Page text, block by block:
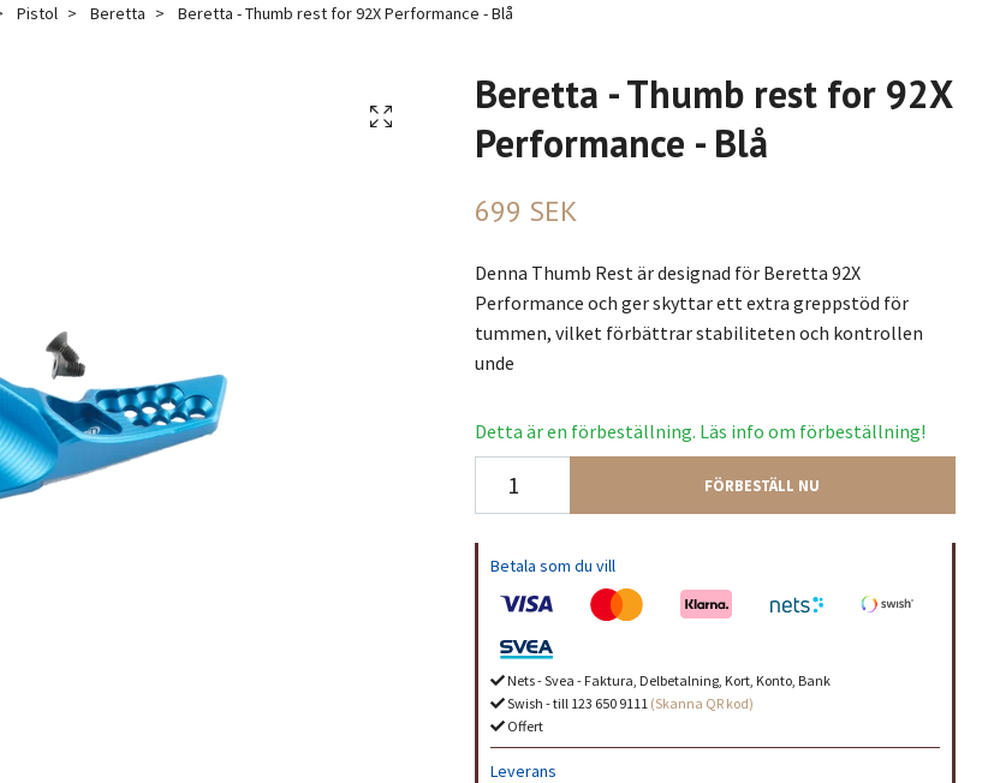
Pistol Beretta Beretta - Thumb rest for 92X Performance - Blå
Beretta - Thumb rest for 92X
Performance - Blå
699 SEK
Denna Thumb Rest är designad för Beretta 92X
Performance och ger skyttar ett extra greppstöd för
tummen, vilket förbättrar stabiliteten och kontrollen
unde
Detta är en förbeställning. Läs info om förbeställning!
FÖRBESTÄLL NU
Betala som du vill
Nets - Svea - Faktura, Delbetalning, Kort, Konto, Bank
Swish - till 123 650 9111 (Skanna QR kod)
Offert
Leverans